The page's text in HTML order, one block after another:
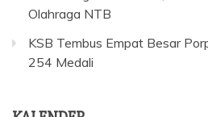
Olahraga NTB
KSB Tembus Empat Besar
254 Medali